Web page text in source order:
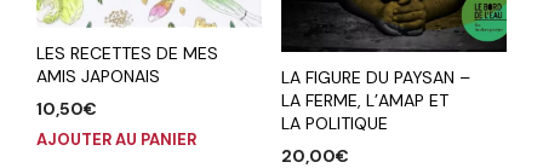
LES RECETTES DE MES
AMIS JAPONAIS
10,50€
AJOUTER AU PANIER
LA FIGURE DU PAYSAN –
LA FERME, L’AMAP ET
LA POLITIQUE
20,00€